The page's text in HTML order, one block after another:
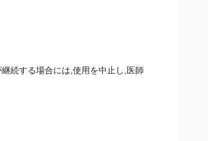
続する場合には,使用を中止し,医師